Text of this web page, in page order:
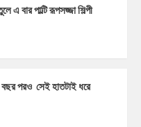
এ বার পাল্টি রূপসজ্জা শিল্পী
বছর পরও সেই হাতটাই ধরে